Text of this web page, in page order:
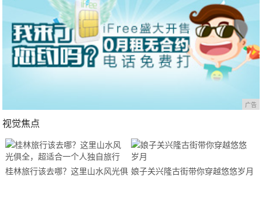
广告
视觉焦点
桂林旅行该去哪？这里山水风光俱 娘子关兴隆古街带你穿越悠悠岁月